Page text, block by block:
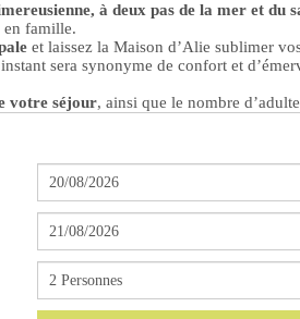
à deux pas de la mer et du
en famille.
et laissez la Maison d’Alie sublimer
sera synonyme de confort et
votre séjour, ainsi que le nombre